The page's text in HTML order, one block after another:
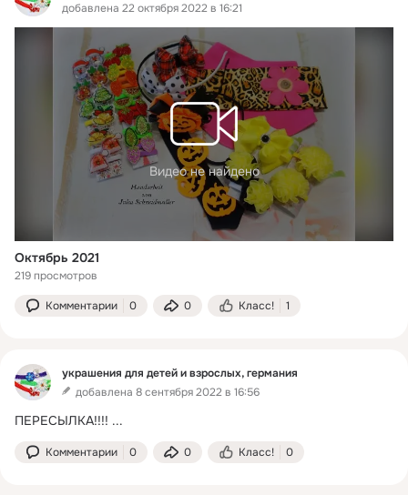
добавлена 22 октября 2022 в 16:21
Видео не найдено
Октябрь 2021
219 просмотров
Комментарии 0 0 Класс! 1
украшения для детей и взрослых, германия
добавлена 8 сентября 2022 в 16:56
ПЕРЕСЫЛКА!!!! ...
Комментарии 0 0 Класс! 0